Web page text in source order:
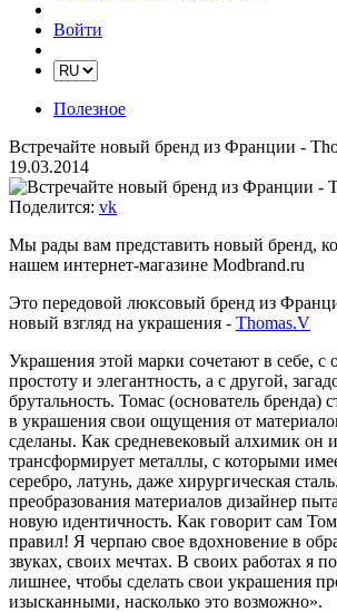
Войти
Полезное
Встречайте новый бренд из Франции -
19.03.2014
Поделится: vk
Мы рады вам представить новый бренд,
нашем интернет-магазине Modbrand.ru
Это передовой люксовый бренд из
новый взгляд на украшения - Thomas.V
Украшения этой марки сочетают в себе, с
простоту и элегантность, а с другой,
брутальность. Томас (основатель бренда)
в украшения свои ощущения от
сделаны. Как средневековый алхимик он
трансформирует металлы, с которыми
серебро, латунь, даже хирургическая
преобразования материалов дизайнер
новую идентичность. Как говорит сам
правил! Я черпаю свое вдохновение в
звуках, своих мечтах. В своих работах я
лишнее, чтобы сделать свои украшения
изысканными, насколько это возможно».